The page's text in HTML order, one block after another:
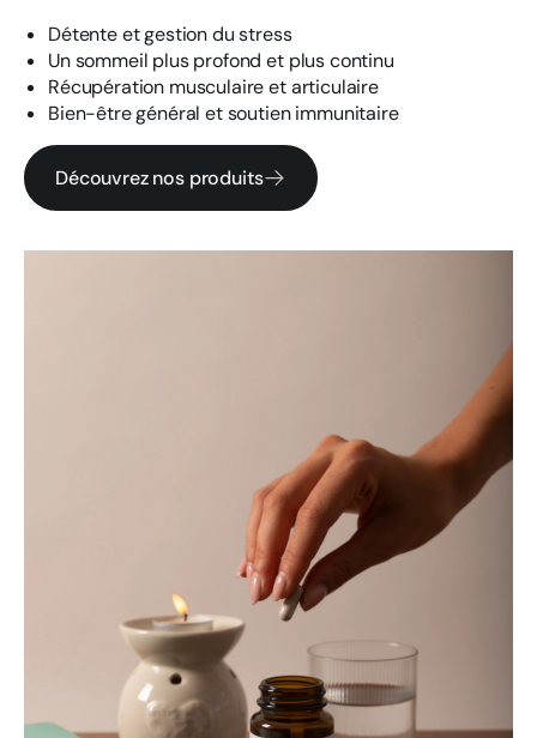
Détente et gestion du stress
Un sommeil plus profond et plus continu
Récupération musculaire et articulaire
Bien-être général et soutien immunitaire
Découvrez nos produits